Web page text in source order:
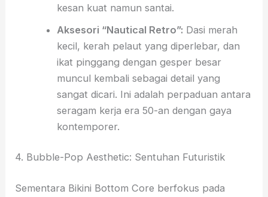
kesan kuat namun santai.
Aksesori “Nautical Retro”: Dasi merah
kecil, kerah pelaut yang diperlebar, dan
ikat pinggang dengan gesper besar
muncul kembali sebagai detail yang
sangat dicari. Ini adalah perpaduan antara
seragam kerja era 50-an dengan gaya
kontemporer.
4. Bubble-Pop Aesthetic: Sentuhan Futuristik
Sementara Bikini Bottom Core berfokus pada